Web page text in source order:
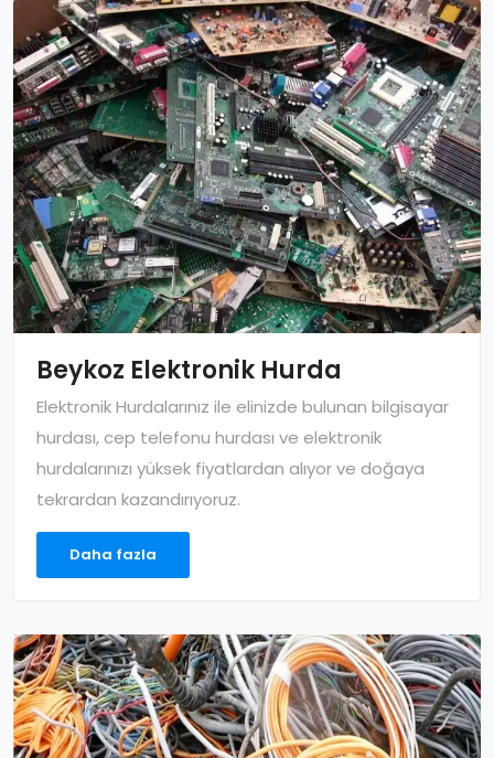
Beykoz Elektronik Hurda
Elektronik Hurdalarınız ile elinizde bulunan bilgisayar
hurdası, cep telefonu hurdası ve elektronik
hurdalarınızı yüksek fiyatlardan alıyor ve doğaya
tekrardan kazandırıyoruz.
Daha fazla